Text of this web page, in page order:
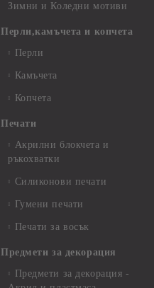
Зимни и Коледни мотиви
Перли,камъчета и копчета
Перли
Камъчета
Копчета
Печати
Акрилни блокчета и
ръкохватки
Силиконови печати
Гумени печати
Печати за восък
Предмети за декорация
Предмети за декорация -